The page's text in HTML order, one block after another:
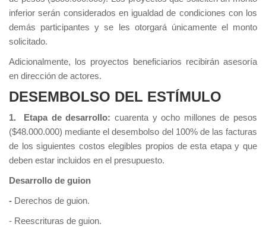
inferior serán considerados en igualdad de condiciones con los
demás participantes y se les otorgará únicamente el monto
solicitado.
Adicionalmente, los proyectos beneficiarios recibirán asesoría
en dirección de actores.
DESEMBOLSO DEL ESTÍMULO
1. Etapa de desarrollo: cuarenta y ocho millones de pesos
($48.000.000) mediante el desembolso del 100% de las facturas
de los siguientes costos elegibles propios de esta etapa y que
deben estar incluidos en el presupuesto.
Desarrollo de guion
- Derechos de guion.
- Reescrituras de guion.